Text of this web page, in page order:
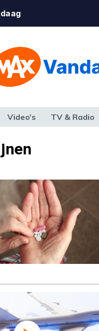
Video’s TV & Radio